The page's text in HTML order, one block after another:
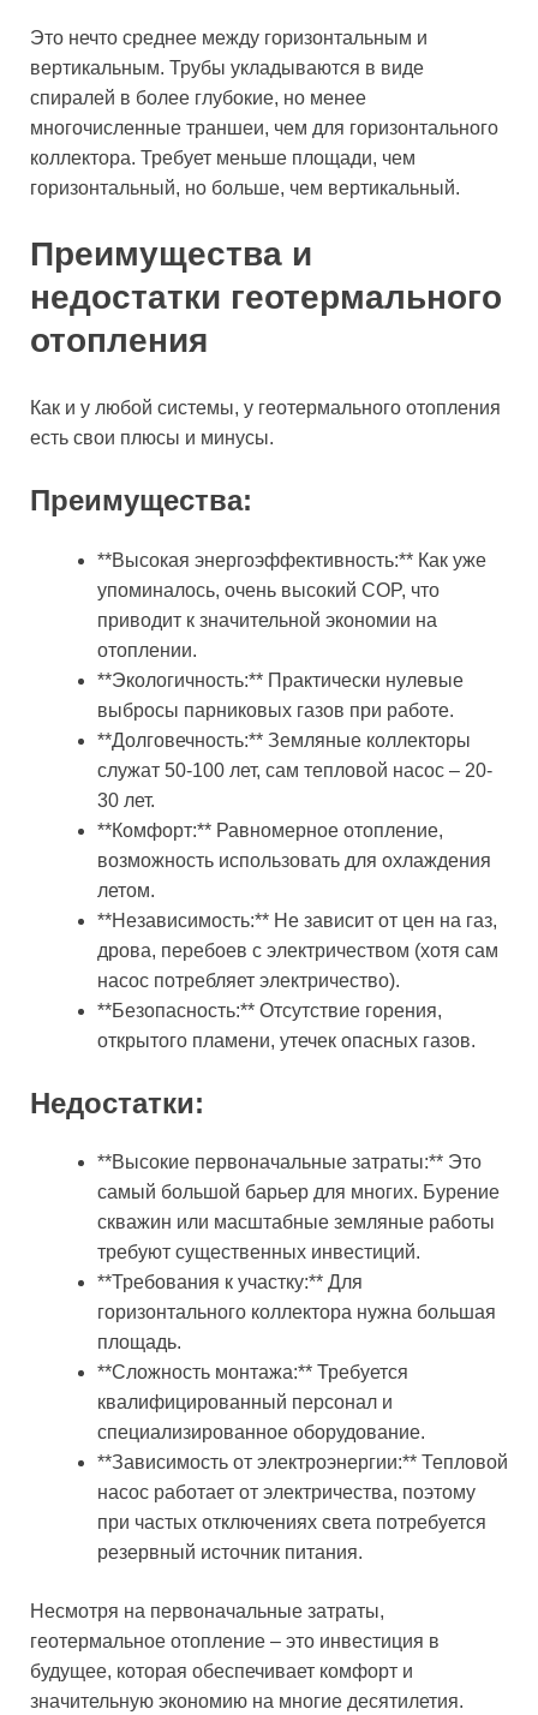
Это нечто среднее между горизонтальным и
вертикальным. Трубы укладываются в виде
спиралей в более глубокие, но менее
многочисленные траншеи, чем для горизонтального
коллектора. Требует меньше площади, чем
горизонтальный, но больше, чем вертикальный.
Преимущества и
недостатки геотермального
отопления
Как и у любой системы, у геотермального отопления
есть свои плюсы и минусы.
Преимущества:
**Высокая энергоэффективность:** Как уже
упоминалось, очень высокий COP, что
приводит к значительной экономии на
отоплении.
**Экологичность:** Практически нулевые
выбросы парниковых газов при работе.
**Долговечность:** Земляные коллекторы
служат 50-100 лет, сам тепловой насос – 20-
30 лет.
**Комфорт:** Равномерное отопление,
возможность использовать для охлаждения
летом.
**Независимость:** Не зависит от цен на газ,
дрова, перебоев с электричеством (хотя сам
насос потребляет электричество).
**Безопасность:** Отсутствие горения,
открытого пламени, утечек опасных газов.
Недостатки:
**Высокие первоначальные затраты:** Это
самый большой барьер для многих. Бурение
скважин или масштабные земляные работы
требуют существенных инвестиций.
**Требования к участку:** Для
горизонтального коллектора нужна большая
площадь.
**Сложность монтажа:** Требуется
квалифицированный персонал и
специализированное оборудование.
**Зависимость от электроэнергии:** Тепловой
насос работает от электричества, поэтому
при частых отключениях света потребуется
резервный источник питания.
Несмотря на первоначальные затраты,
геотермальное отопление – это инвестиция в
будущее, которая обеспечивает комфорт и
значительную экономию на многие десятилетия.